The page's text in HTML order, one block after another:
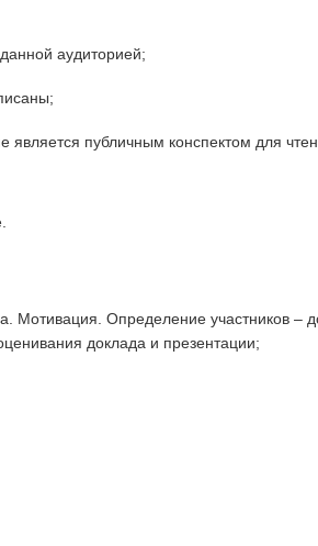
аудиторией;
публичным конспектом для
Мотивация. Определение участников –
доклада и презентации;